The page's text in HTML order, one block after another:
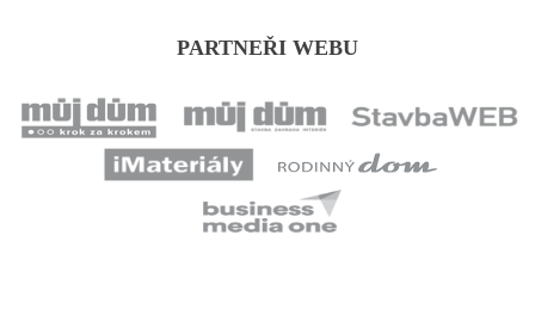
PARTNEŘI WEBU